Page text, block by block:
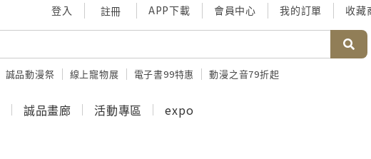
登入 註冊 APP下載 會員中心 我的訂單 收藏
誠品動漫祭 線上寵物展 電子書99特惠 動漫之音79折起
誠品畫廊 活動專區 expo